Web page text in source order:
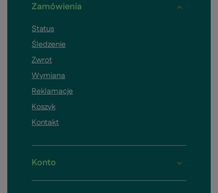
Zamówienia
Status
Śledzenie
Zwrot
Wymiana
Reklamacje
Koszyk
Kontakt
Konto